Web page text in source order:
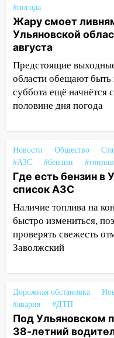
14:40
запретили
50-метровом
14:22 В Новом
большой
мотофристайлом
«Мураками»
Жару
13:30 В
полицейские
пассажира»
13:20 В
обокрали
подростка в
выбросил из
12:34
На
надвигается
и шквал до 27 м/
#погода
Жару смоет
Ульяновской
августа
Предстоящие
области обещают быть
суббота ещё начнётся
половине дня погода
Новости Общество
#АЗС
#бензин
Где есть бензин в
список АЗС
Наличие топлива на
быстро измениться,
проверять свежесть
Заволжский
Дорожная обстановка
#авария
#ДТП
Под Ульяновском
38-летний